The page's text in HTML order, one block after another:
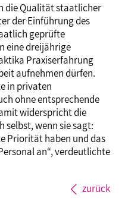
die Qualität staatlicher
der Einführung des
geprüfte
eine dreijährige
Praxiserfahrung
aufnehmen dürfen.
in privaten
ohne entsprechende
widerspricht die
selbst, wenn sie sagt:
Priorität haben und das
an“, verdeutlichte
zurück